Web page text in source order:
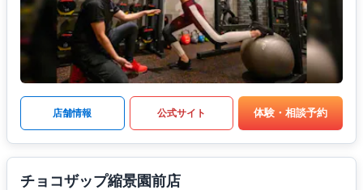
店舗情報 公式サイト 体験・相談予約
チョコザップ縮景園前店